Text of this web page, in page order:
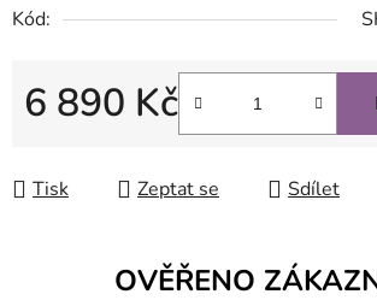
Kód:
6 890 Kč
Tisk Zeptat se Sdílet
OVĚŘENO